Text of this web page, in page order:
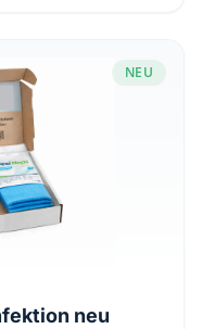
NEU
neu